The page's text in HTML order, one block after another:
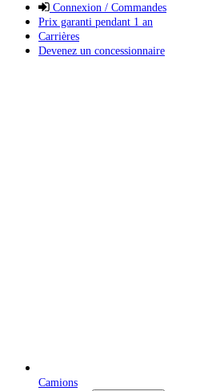
Connexion / Commandes
Prix garanti pendant 1 an
Carrières
Devenez un concessionnaire
Camions